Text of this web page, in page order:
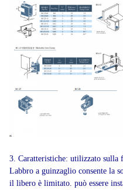
3. Caratteristiche: utilizzato sulla
Labbro a guinzaglio consente la
il libero è limitato. può essere